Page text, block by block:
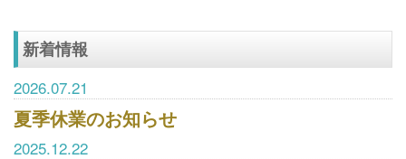
新着情報
2026.07.21
夏季休業のお知らせ
2025.12.22